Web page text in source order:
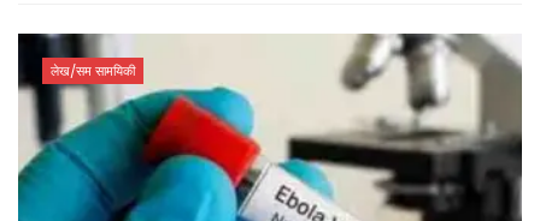
लेख/सम सामयिकी